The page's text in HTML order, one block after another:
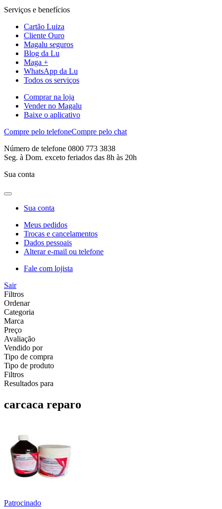
Serviços e benefícios
Cartão Luiza
Cliente Ouro
Magalu seguros
Blog da Lu
Maga +
WhatsApp da Lu
Todos os serviços
Comprar na loja
Vender no Magalu
Baixe o aplicativo
Compre pelo telefoneCompre pelo chat
Número de telefone 0800 773 3838
Seg. à Dom. exceto feriados das 8h às 20h
Sua conta
Sua conta
Meus pedidos
Trocas e cancelamentos
Dados pessoais
Alterar e-mail ou telefone
Fale com lojista
Sair
Filtros
Ordenar
Categoria
Marca
Preço
Avaliação
Vendido por
Tipo de compra
Tipo de produto
Filtros
Resultados para
carcaca reparo
Patrocinado